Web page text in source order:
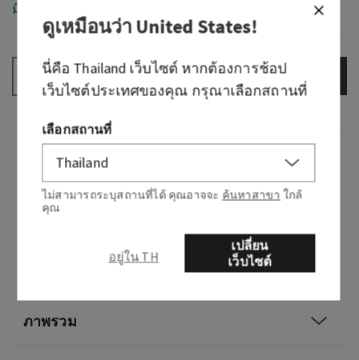
มีในสต็อก
+ เพิ่มลงกระเป๋า
กลิ่นหอมอย่างไร: โอเอซิสเมืองร้อนที่เต็มไปด้วย
โน้ต : กลีบดอกแคกตัส มะพร้าวผสมวานิลลา และ
ภาพรวม
ดูเหมือนว่าUnited States!
นี่คือ Thailand เว็บไซต์ หากต้องการช้อป
เว็บไซต์ประเทศของคุณ กรุณาเลือกสถานที่
เลือกสถานที่
ไม่สามารถระบุสถานที่ได้ คุณอาจจะ ค้นหาสาขา ใกล้
คุณ
อยู่ใน TH
เปลี่ยน
เว็บไซต์